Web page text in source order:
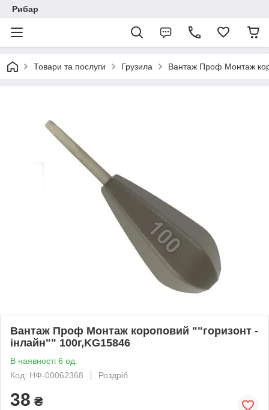
Рибар
Товари та послуги Грузила Вантаж Проф Монтаж
Вантаж Проф Монтаж короповий ""горизонт -
інлайн"" 100г,KG15846
В наявності 6 од.
Код: НФ-00062368
Роздріб
38 ₴